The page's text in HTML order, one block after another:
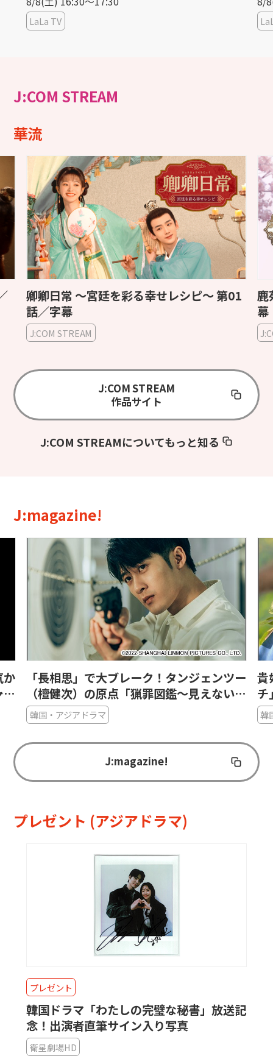
LaLa TV
J:COM STREAM
華流
卿卿日常 〜宮廷を彩る幸せレシピ〜 第01
話／字幕
J:COM STREAM
鹿
幕
J:COM STREAM
作品サイト
J:COM STREAMについてもっと知る
J:magazine!
か
ッ
「長相思」で大ブレーク！タンジェンツー
（檀健次）の原点「猟罪図鑑～見えない肖
像画～」で光る目の演技
韓国・アジアドラマ
貴
チ
図
韓
J:magazine!
プレゼント (アジアドラマ)
プレゼント
韓国ドラマ「わたしの完璧な秘書」放送記
念！出演者直筆サイン入り写真
衛星劇場HD